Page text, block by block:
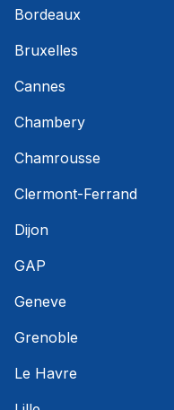
Bordeaux
Bruxelles
Cannes
Chambery
Chamrousse
Clermont-Ferrand
Dijon
GAP
Geneve
Grenoble
Le Havre